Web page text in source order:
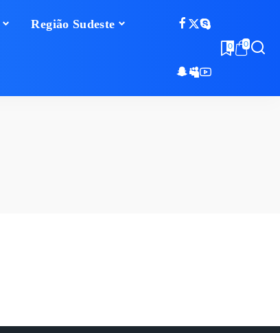
Região Sudeste
0 0